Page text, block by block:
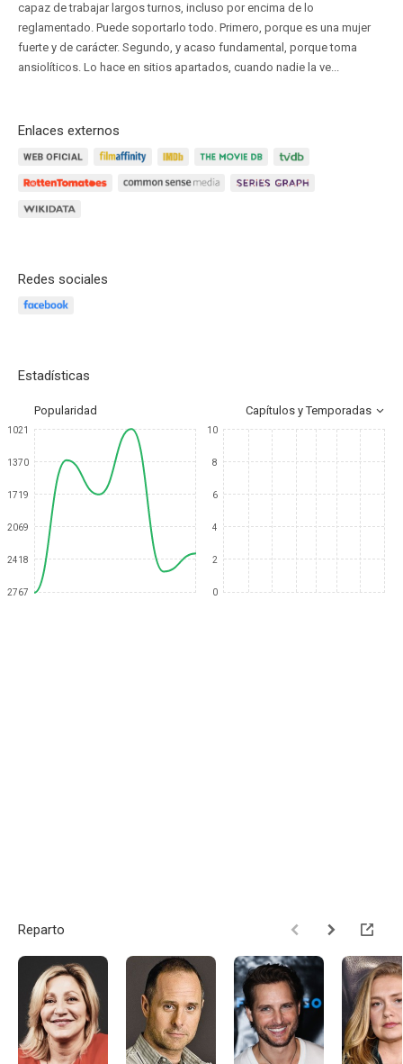
capaz de trabajar largos turnos, incluso por encima de lo
reglamentado. Puede soportarlo todo. Primero, porque es una mujer
fuerte y de carácter. Segundo, y acaso fundamental, porque toma
ansiolíticos. Lo hace en sitios apartados, cuando nadie la ve...
Enlaces externos
Redes sociales
Estadísticas
Popularidad Capítulos y Temporadas
1021
1370
1719
2069
2418
2767
10
8
6
4
2
0
Reparto